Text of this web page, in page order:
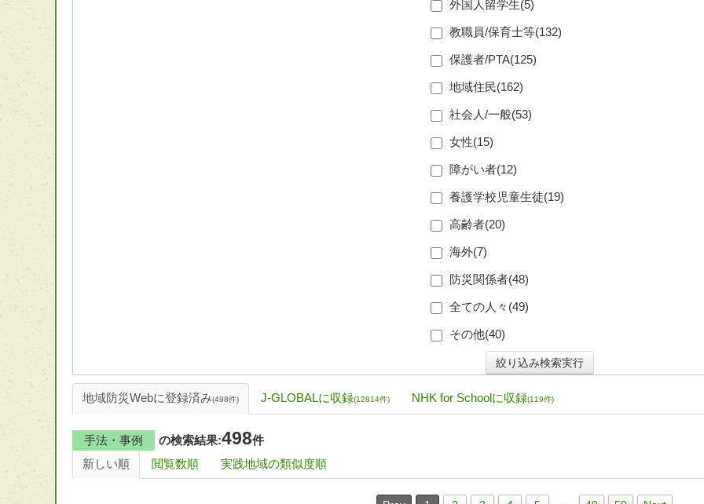
外国人留学生(5)
教職員/保育士等(132)
保護者/PTA(125)
地域住民(162)
社会人/一般(53)
女性(15)
障がい者(12)
養護学校児童生徒(19)
高齢者(20)
海外(7)
防災関係者(48)
全ての人々(49)
その他(40)
絞り込み検索実行
地域防災Webに登録済み(498件) J-GLOBALに収録(12814件) NHK for Schoolに収録(119件)
手法・事例 の検索結果:498件
新しい順
閲覧数順 実践地域の類似度順